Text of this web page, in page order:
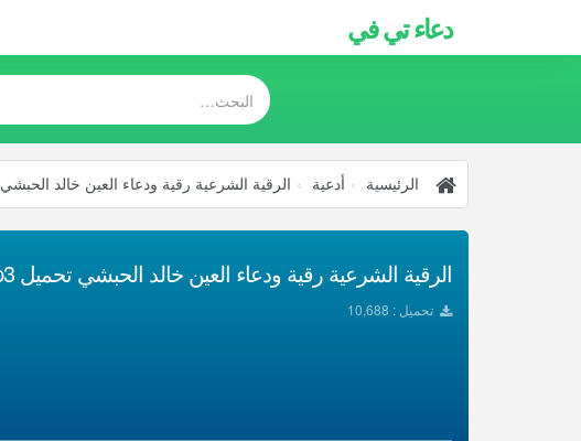
دعاء تي في
الرئيسية أدعية الرقية الشرعية رقية ودعاء العين خالد الحبشي
الرقية الشرعية رقية ودعاء العين خالد الحبشي تحميل Mp3
تحميل : 10,688